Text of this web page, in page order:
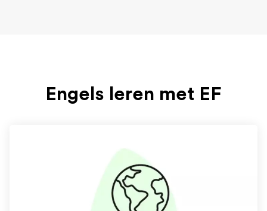
Engels leren met EF